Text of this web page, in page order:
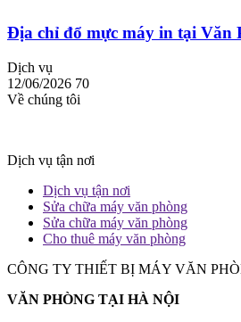
Địa chỉ đổ mực máy in tại Văn
Dịch vụ
12/06/2026 70
Về chúng tôi
Dịch vụ tận nơi
Dịch vụ tận nơi
Sửa chữa máy văn phòng
Sửa chữa máy văn phòng
Cho thuê máy văn phòng
CÔNG TY THIẾT BỊ MÁY VĂN
VĂN PHÒNG TẠI HÀ NỘI